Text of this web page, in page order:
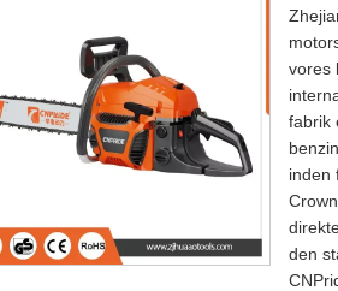
vores
fabrik
inden
den